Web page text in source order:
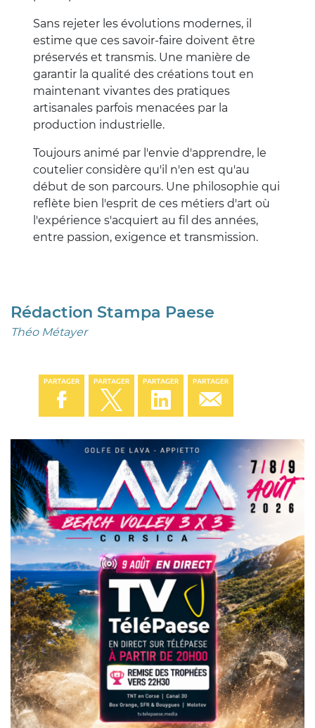
Sans rejeter les évolutions modernes, il
estime que ces savoir-faire doivent être
préservés et transmis. Une manière de
garantir la qualité des créations tout en
maintenant vivantes des pratiques
artisanales parfois menacées par la
production industrielle.
Toujours animé par l'envie d'apprendre, le
coutelier considère qu'il n'en est qu'au
début de son parcours. Une philosophie qui
reflète bien l'esprit de ces métiers d'art où
l'expérience s'acquiert au fil des années,
entre passion, exigence et transmission.
Rédaction Stampa Paese
Théo Métayer